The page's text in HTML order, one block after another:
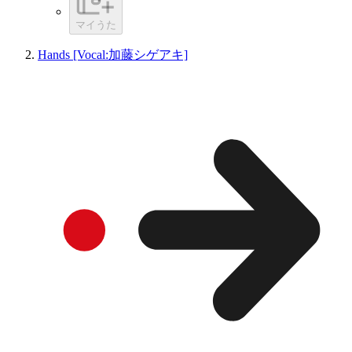
マイうた
Hands [Vocal:加藤シゲアキ]